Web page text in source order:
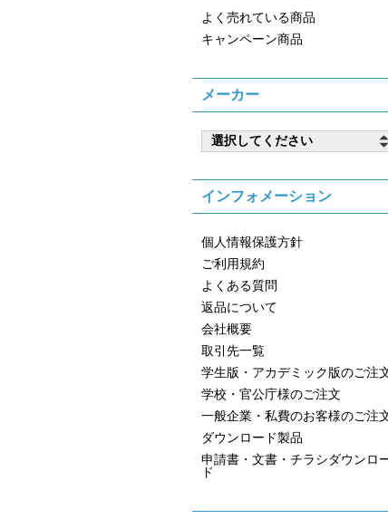
よく売れている商品
キャンペーン商品
メーカー
インフォメーション
個人情報保護方針
ご利用規約
よくある質問
返品について
会社概要
取引先一覧
学生版・アカデミック版のご注
学校・官公庁様のご注文
一般企業・私費のお客様のご注
ダウンロード製品
申請書・文書・チラシダウンロ
ド